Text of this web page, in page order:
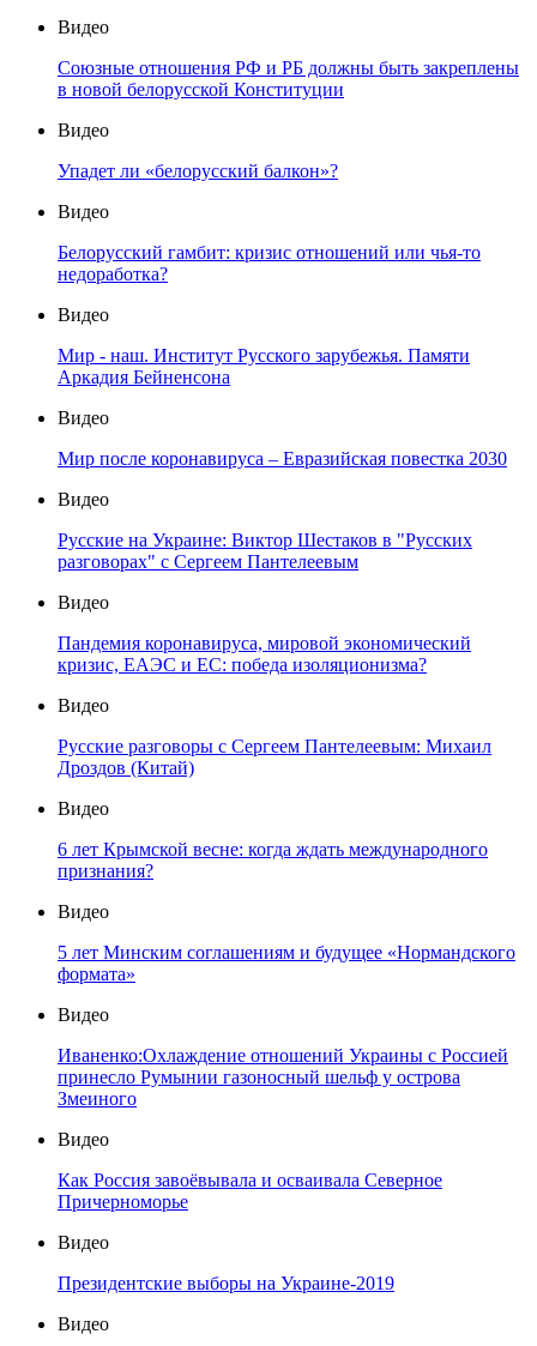
Видео
Союзные отношения РФ и РБ должны быть закреплены
в новой белорусской Конституции
Видео
Упадет ли «белорусский балкон»?
Видео
Белорусский гамбит: кризис отношений или чья-то
недоработка?
Видео
Мир - наш. Институт Русского зарубежья. Памяти
Аркадия Бейненсона
Видео
Мир после коронавируса – Евразийская повестка 2030
Видео
Русские на Украине: Виктор Шестаков в "Русских
разговорах" с Сергеем Пантелеевым
Видео
Пандемия коронавируса, мировой экономический
кризис, ЕАЭС и ЕС: победа изоляционизма?
Видео
Русские разговоры с Сергеем Пантелеевым: Михаил
Дроздов (Китай)
Видео
6 лет Крымской весне: когда ждать международного
признания?
Видео
5 лет Минским соглашениям и будущее «Нормандского
формата»
Видео
Иваненко:Охлаждение отношений Украины с Россией
принесло Румынии газоносный шельф у острова
Змеиного
Видео
Как Россия завоёвывала и осваивала Северное
Причерноморье
Видео
Президентские выборы на Украине-2019
Видео